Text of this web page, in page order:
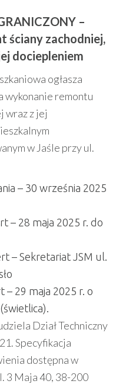
–
ściany zachodniej,
dociepleniem
ogłasza
wykonanie remontu
wraz z jej
w Jaśle przy ul.
– 30 września 2025
– 28 maja 2025 r. do
– Sekretariat JSM ul.
29 maja 2025 r. o
Dział Techniczny
Specyfikacja
dostępna w
3 Maja 40, 38-200